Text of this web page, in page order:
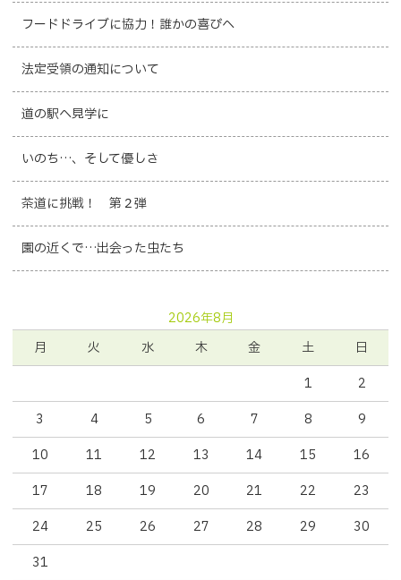
フードドライブに協力！誰かの喜びへ
法定受領の通知について
道の駅へ見学に
いのち…、そして優しさ
茶道に挑戦！ 第２弾
園の近くで…出会った虫たち
2026年8月
月
火 水 木 金 土
日
1
2
3
4 5 6 7 8
9
10
11 12 13 14 15
16
17
18 19 20 21 22
23
24
25 26 27 28 29
30
31